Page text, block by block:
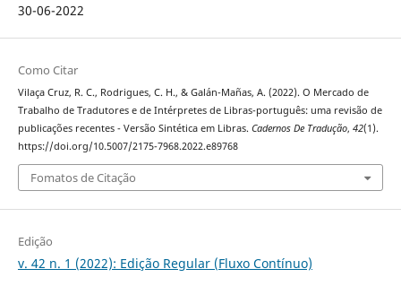
30-06-2022
Como Citar
Vilaça Cruz, R. C., Rodrigues, C. H., & Galán-Mañas, A. (2022). O Mercado de
Trabalho de Tradutores e de Intérpretes de Libras-português: uma revisão de
publicações recentes - Versão Sintética em Libras. Cadernos De Tradução, 42(1).
https://doi.org/10.5007/2175-7968.2022.e89768
Fomatos de Citação
Edição
v. 42 n. 1 (2022): Edição Regular (Fluxo Contínuo)